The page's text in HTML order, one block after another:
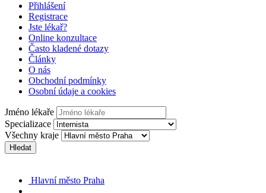
Přihlášení
Registrace
Jste lékař?
Online konzultace
Často kladené dotazy
Články
O nás
Obchodní podmínky
Osobní údaje a cookies
Jméno lékaře
Specializace
Všechny kraje
Hledat
Hlavní město Praha